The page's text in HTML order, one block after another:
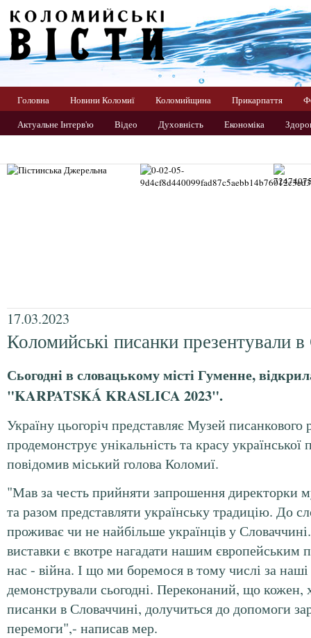
Головна Новини Коломиї Коломийщина Прикарпаття
Актуальне Інтерв'ю
Відео Духовність Економіка
17.03.2023
Коломийські писанки презентували
Сьогодні в словацькому місті Гуменне,
"KARPATSKÁ KRASLICA 2023".
Україну цьогоріч представляє Музей писанкового
продемонструє унікальність та красу
повідомив міський голова Коломиї.
"Мав за честь прийняти запрошення директорки
та разом представляти українську традицію. До
проживає чи не найбільше українців у
виставки є вкотре нагадати нашим європейським
нас - війна. І що ми боремося в тому числі за наші
демонстрували сьогодні. Переконаний, що кожен,
писанки в Словаччині, долучиться до допомоги
перемоги",- написав мер.